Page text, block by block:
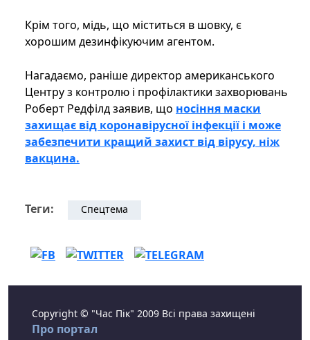
Крім того, мідь, що міститься в шовку, є
хорошим дезинфікуючим агентом.
Нагадаємо, раніше директор американського
Центру з контролю і профілактики захворювань
Роберт Редфілд заявив, що носіння маски
захищає від коронавірусної інфекції і може
забезпечити кращий захист від вірусу, ніж
вакцина.
Теги: Спецтема
Copyright © "Час Пік" 2009 Всі права захищені
Про портал